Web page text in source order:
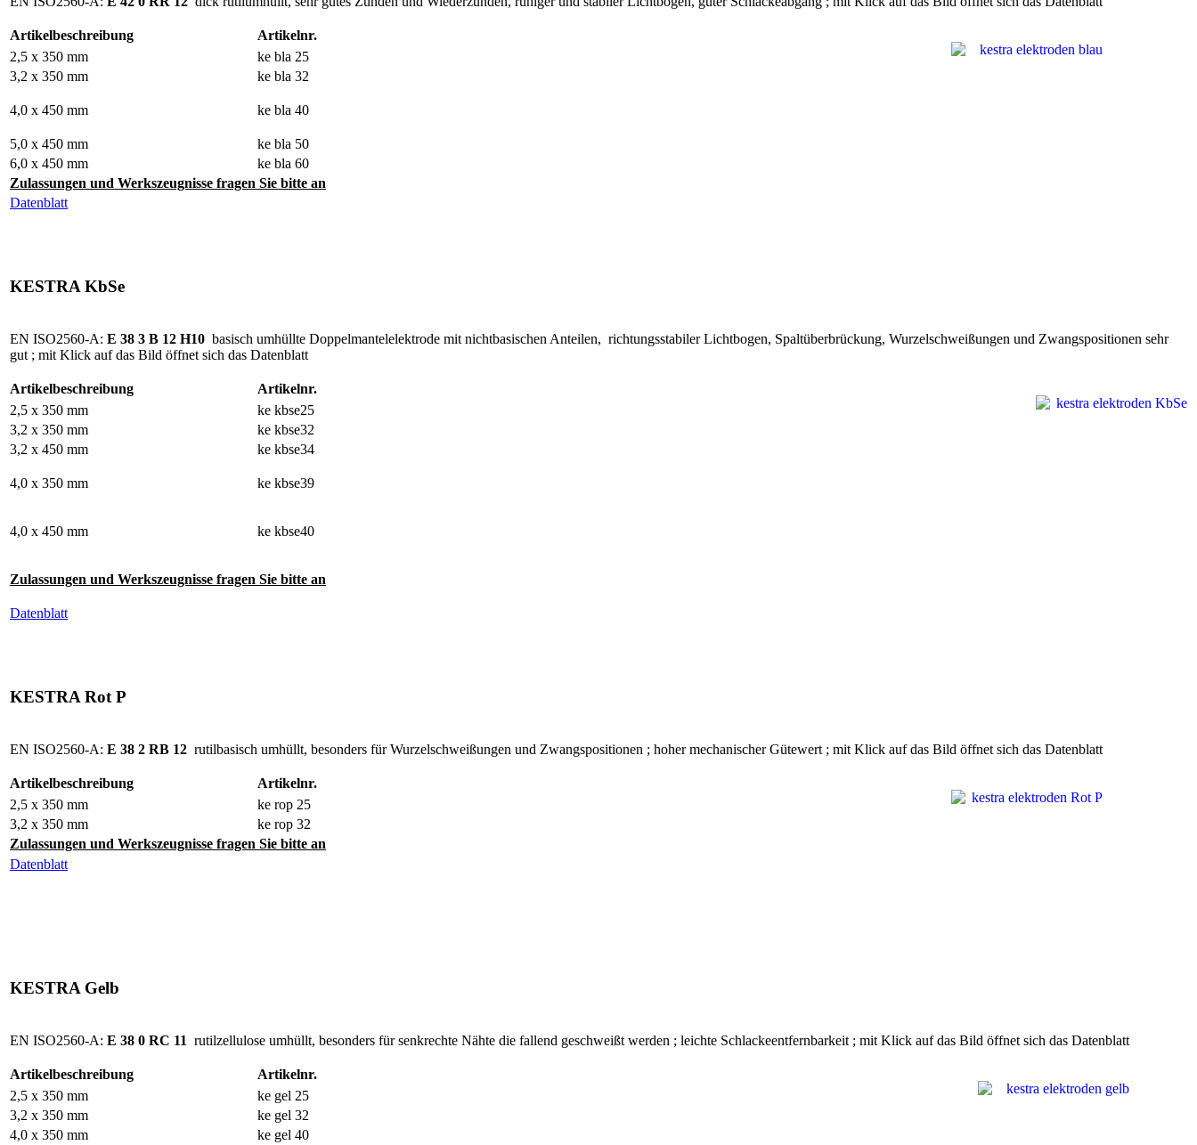
Artikelbeschreibung
Artikelnr.
2,5 x 350 mm
ke bla 25
3,2 x 350 mm
ke bla 32
4,0 x 450 mm ke bla 40
5,0 x 450 mm
ke bla 50
6,0 x 450 mm
ke bla 60
Zulassungen und Werkszeugnisse fragen Sie bitte an
Datenblatt
KESTRA KbSe
EN ISO2560-A: E 38 3 B 12 H10 basisch umhüllte Doppelmantelelektrode mit nichtbasischen Anteilen, richtungsstabiler Lichtbogen, Spaltüberbrückung, Wurzelschweißungen und Zwangspositionen sehr
gut ; mit Klick auf das Bild öffnet sich das Datenblatt
Artikelbeschreibung
Artikelnr.
2,5 x 350 mm
ke kbse25
3,2 x 350 mm
ke kbse32
3,2 x 450 mm
ke kbse34
4,0 x 350 mm ke kbse39
4,0 x 450 mm ke kbse40
Zulassungen und Werkszeugnisse fragen Sie bitte an
Datenblatt
KESTRA Rot P
EN ISO2560-A: E 38 2 RB 12 rutilbasisch umhüllt, besonders für Wurzelschweißungen und Zwangspositionen ; hoher mechanischer Gütewert ; mit Klick auf das Bild öffnet sich das Datenblatt
Artikelbeschreibung
Artikelnr.
2,5 x 350 mm
ke rop 25
3,2 x 350 mm
ke rop 32
Zulassungen und Werkszeugnisse fragen Sie bitte an
Datenblatt
KESTRA Gelb
EN ISO2560-A: E 38 0 RC 11 rutilzellulose umhüllt, besonders für senkrechte Nähte die fallend geschweißt werden ; leichte Schlackeentfernbarkeit ; mit Klick auf das Bild öffnet sich das Datenblatt
Artikelbeschreibung
Artikelnr.
2,5 x 350 mm
ke gel 25
3,2 x 350 mm
ke gel 32
4,0 x 350 mm
ke gel 40